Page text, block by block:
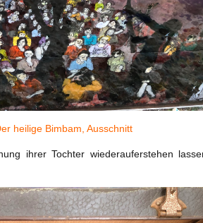
heilige Bimbam, Ausschnitt
ihrer Tochter wiederauferstehen